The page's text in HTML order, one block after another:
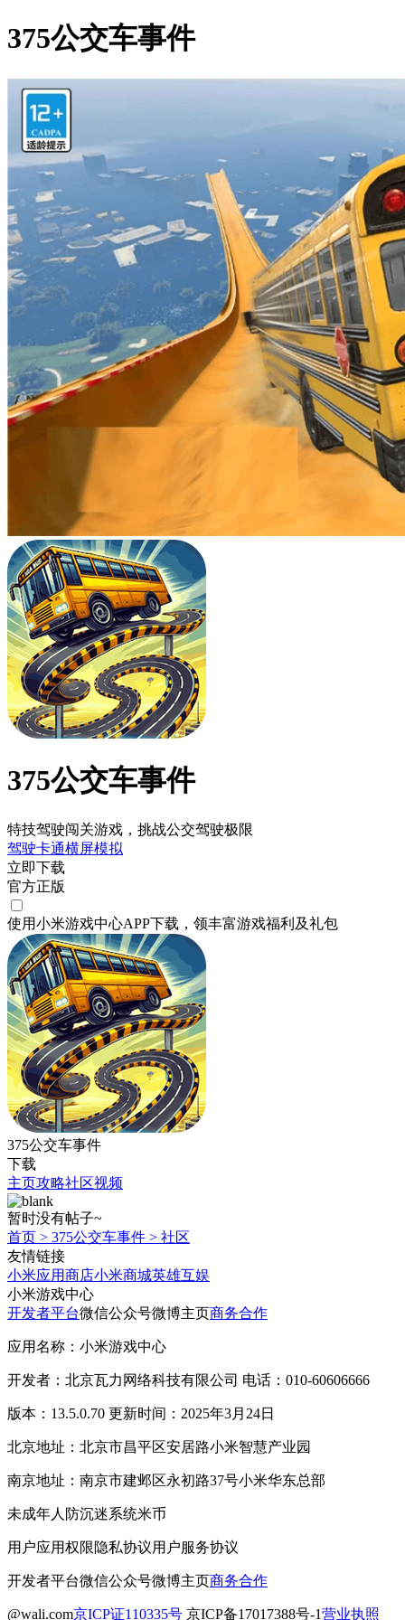
375公交车事件
375公交车事件
特技驾驶闯关游戏，挑战公交驾驶极限
驾驶卡通横屏模拟
立即下载
官方正版
使用小米游戏中心APP下载 ，领丰富游戏福利 及礼包
375公交车事件
下载
主页攻略社区视频
暂时没有帖子~
首页 > 375公交车事件 > 社区
友情链接
小米应用商店小米商城英雄互娱
小米游戏中心
开发者平台微信公众号微博主页商务合作
应用名称：小米游戏中心
开发者：北京瓦力网络科技有限公司 电话：010-60606666
版本：13.5.0.70 更新时间：2025年3月24日
北京地址：北京市昌平区安居路小米智慧产业园
南京地址：南京市建邺区永初路37号小米华东总部
未成年人防沉迷系统米币
用户应用权限隐私协议用户服务协议
开发者平台微信公众号微博主页商务合作
@wali.com京ICP证110335号 京ICP备17017388号-1营业执照